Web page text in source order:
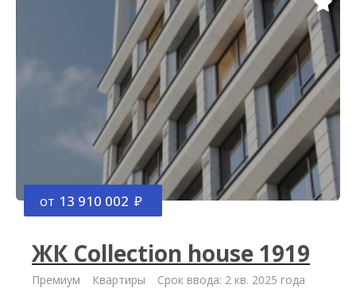
от 13 910 002
ЖК Collection house 1919
Премиум Квартиры Срок ввода: 2 кв. 2025 года